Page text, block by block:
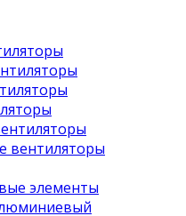
вентиляторы
элементы